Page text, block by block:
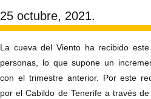
25 octubre, 2021.
La cueva del Viento ha recibido
personas, lo que supone un
con el trimestre anterior. Por este
por el Cabildo de Tenerife a través